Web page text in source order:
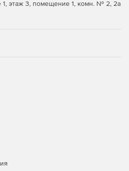
распознавание лиц,
при скриншоте данных,
1, этаж 3, помещение 1, комн. № 2, 2а